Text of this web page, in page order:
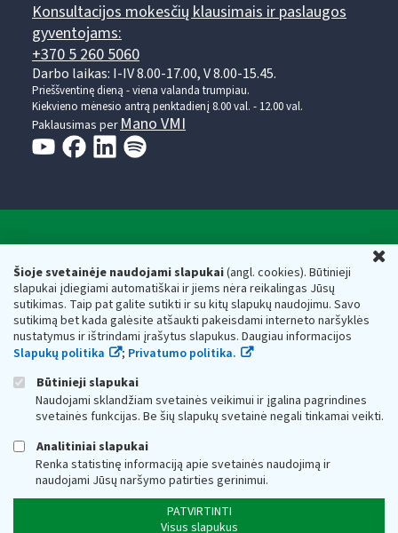
Šioje svetainėje naudojami slapukai(angl. cookies). Būtinieji
slapukai įdiegiami automatiškai ir jiems nėra reikalingas Jūsų
sutikimas. Taip pat galite sutikti ir su kitų slapukų naudojimu. Savo
sutikimą bet kada galėsite atšaukti pakeisdami interneto naršyklės
nustatymus ir ištrindami įrašytus slapukus. Daugiau informacijos
Slapukų politika
; Privatumo politika.
Būtinieji slapukai
Naudojami sklandžiam svetainės veikimui ir įgalina pagrindines
svetainės funkcijas. Be šių slapukų svetainė negali tinkamai veikti.
Analitiniai slapukai
Renka statistinę informaciją apie svetainės naudojimą ir
naudojami Jūsų naršymo patirties gerinimui.
PATVIRTINTI
Visus slapukus
Konsultacijos mokesčių klausimais ir paslaugos
gyventojams:
+370 5 260 5060
Darbo laikas: I-IV 8.00-17.00, V 8.00-15.45.
Prieššventinę dieną - viena valanda trumpiau.
Kiekvieno mėnesio antrą penktadienį 8.00 val. - 12.00 val.
Paklausimas perMano VMI
Valstybinė mokesčių inspekcija prie Lietuvos
Respublikos finansų ministerijos
Biudžetinė įstaiga. Juridinio asmens kodas — 188659752,
adresas: Vasario 16-osios g. 14, 01107 Vilnius, Lietuva, el.paštas:
vmi@vmi.lt , E. pristatymo dėžutės adresas 188659752
Duomenys apie Valstybinę mokesčių inspekciją prie Lietuvos
Respublikos finansų ministerijos kaupiami ir saugomi Juridinių